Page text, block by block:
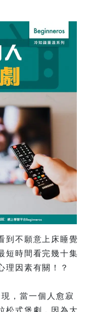
到不願意上床睡覺
短時間看完幾十集
理因素有關！？
，當一個人愈寂